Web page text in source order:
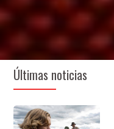
Últimas noticias